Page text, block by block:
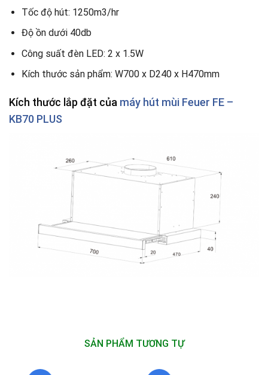
Tốc độ hút: 1250m3/hr
Độ ồn dưới 40db
Công suất đèn LED: 2 x 1.5W
Kích thước sản phẩm: W700 x D240 x H470mm
Kích thước lắp đặt của máy hút mùi Feuer FE –
KB70 PLUS
SẢN PHẨM TƯƠNG TỰ